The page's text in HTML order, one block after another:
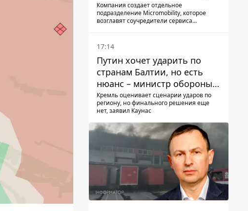
Компания создает отдельное
подразделение Micromobility, которое
возглавят соучредители сервиса
17:14
Путин хочет ударить по
странам Балтии, но есть
нюанс – министр обороны
Литвы сделал заявление
Кремль оценивает сценарии ударов по
региону, но финального решения еще
нет, заявил Каунас